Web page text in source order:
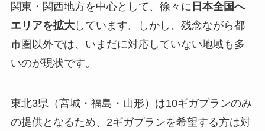
関東・関西地方を中心として、徐々に 日本全国へ
エリアを拡大しています。しかし、残念ながら都
市圏以外では、いまだに対応していない地域も多
いのが現状です。
東北3県（宮城・福島・山形）は10ギガプランのみ
の提供となるため、2ギガプランを希望する方は対